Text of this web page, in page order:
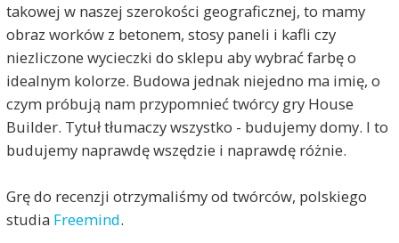
takowej w naszej szerokości geograficznej, to mamy
obraz worków z betonem, stosy paneli i kafli czy
niezliczone wycieczki do sklepu aby wybrać farbę o
idealnym kolorze. Budowa jednak niejedno ma imię, o
czym próbują nam przypomnieć twórcy gry House
Builder. Tytuł tłumaczy wszystko - budujemy domy. I to
budujemy naprawdę wszędzie i naprawdę różnie.
Grę do recenzji otrzymaliśmy od twórców, polskiego
studia Freemind.